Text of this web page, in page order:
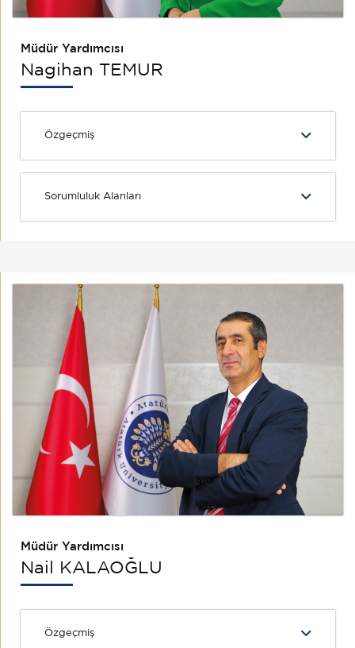
Müdür Yardımcısı
Nagihan TEMUR
Özgeçmiş
Sorumluluk Alanları
Müdür Yardımcısı
Nail KALAOĞLU
Özgeçmiş